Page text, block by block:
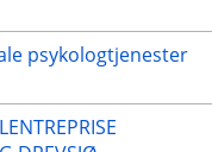
psykologtjenester